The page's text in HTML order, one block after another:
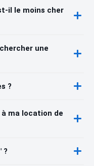
il le moins cher
une
?
ma location de
?